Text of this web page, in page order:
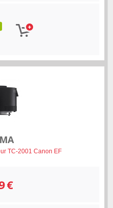
TC-2001 Canon EF
€